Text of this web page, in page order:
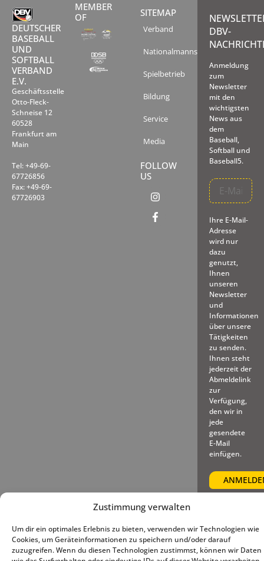
Zustimmung verwalten
Um dir ein optimales Erlebnis zu bieten, verwenden wir Technologien wie
Cookies, um Geräteinformationen zu speichern und/oder darauf
zuzugreifen. Wenn du diesen Technologien zustimmst, können wir Daten
DEUTSCHER
BASEBALL
UND
SOFTBALL
VERBAND
E.V.
Geschäftsstelle
Otto-Fleck-
Schneise 12
60528
Frankfurt am
Main
Tel: +49-69-
67726856
Fax: +49-69-
67726903
MEMBER
OF
SITEMAP
Verband
Nationalmannschaften
Spielbetrieb
Bildung
Service
Media
FOLLOW
US
DBV-
Anmeldung
zum
Newsletter
mit den
wichtigsten
News aus
dem
Baseball,
Softball und
Baseball5.
Ihre E-Mail-
Adresse
wird nur
dazu
genutzt,
Ihnen
unseren
Newsletter
und
Informationen
über unsere
Tätigkeiten
zu senden.
Ihnen steht
jederzeit der
Abmeldelink
zur
Verfügung,
den wir in
jede
gesendete
E-Mail
einfügen.
© 2025 – Deutscher Baseball
und Softball Verband e.V.
Impressum|Datenschutz|
Cookie-Richtlinie (EU)